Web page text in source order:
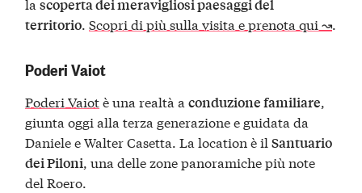
scoperta dei meravigliosi paesaggi del
territorio.Scopri di più sulla visita e prenota qui ↝.
Poderi Vaiot
Poderi Vaiotè una realtà aconduzione familiare,
giunta oggi alla terza generazione e guidata da
Daniele e Walter Casetta. La location è ilSantuario
dei Piloni, una delle zone panoramiche più note
del Roero.